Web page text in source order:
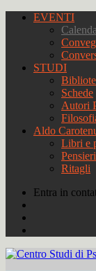
EVENTI
STUDI
Schede
Autori
Aldo
Libri e
Ritagli
Entra in